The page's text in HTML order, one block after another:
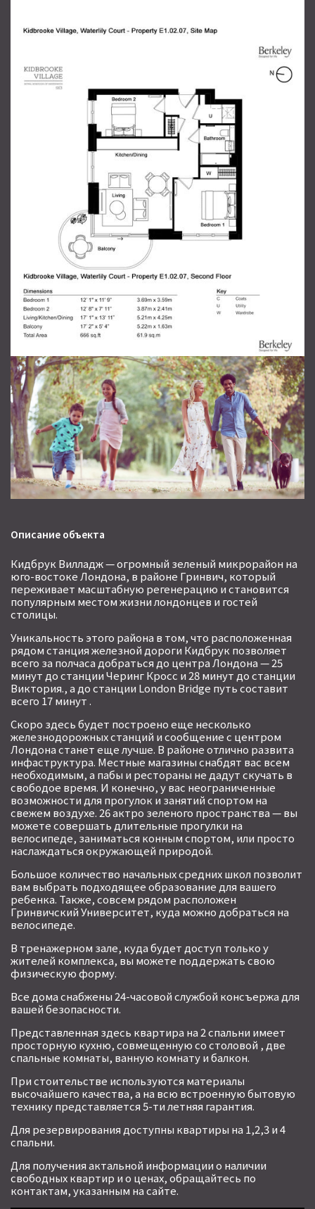
Описание объекта
Кидбрук Вилладж — огромный зеленый микрорайон на
юго-востоке Лондона, в районе Гринвич, который
переживает масштабную регенерацию и становится
популярным местом жизни лондонцев и гостей
столицы.
Уникальность этого района в том, что расположенная
рядом станция железной дороги Кидбрук позволяет
всего за полчаса добраться до центра Лондона — 25
минут до станции Черинг Кросс и 28 минут до станции
Виктория., а до станции London Bridge путь составит
всего 17 минут .
Скоро здесь будет построено еще несколько
железнодорожных станций и сообщение с центром
Лондона станет еще лучше. В районе отлично развита
инфаструктура. Местные магазины снабдят вас всем
необходимым, а пабы и рестораны не дадут скучать в
свободое время. И конечно, у вас неограниченные
возможности для прогулок и занятий спортом на
свежем воздухе. 26 актро зеленого пространства — вы
можете совершать длительные прогулки на
велосипеде, заниматься конным спортом, или просто
наслаждаться окружающей природой.
Большое количество начальных средних школ позволит
вам выбрать подходящее образование для вашего
ребенка. Также, совсем рядом расположен
Гринвичский Университет, куда можно добраться на
велосипеде.
В тренажерном зале, куда будет доступ только у
жителей комплекса, вы можете поддержать свою
физическую форму.
Все дома снабжены 24-часовой службой консъержа для
вашей безопасности.
Представленная здесь квартира на 2 спальни имеет
просторную кухню, совмещенную со столовой , две
спальные комнаты, ванную комнату и балкон.
При стоительстве используются материалы
высочайшего качества, а на всю встроенную бытовую
технику представляется 5-ти летняя гарантия.
Для резервирования доступны квартиры на 1,2,3 и 4
спальни.
Для получения актальной информации о наличии
свободных квартир и о ценах, обращайтесь по
контактам, указанным на сайте.
Отправить сообщение
Ваше сообщение
ОТПРАВИТЬ